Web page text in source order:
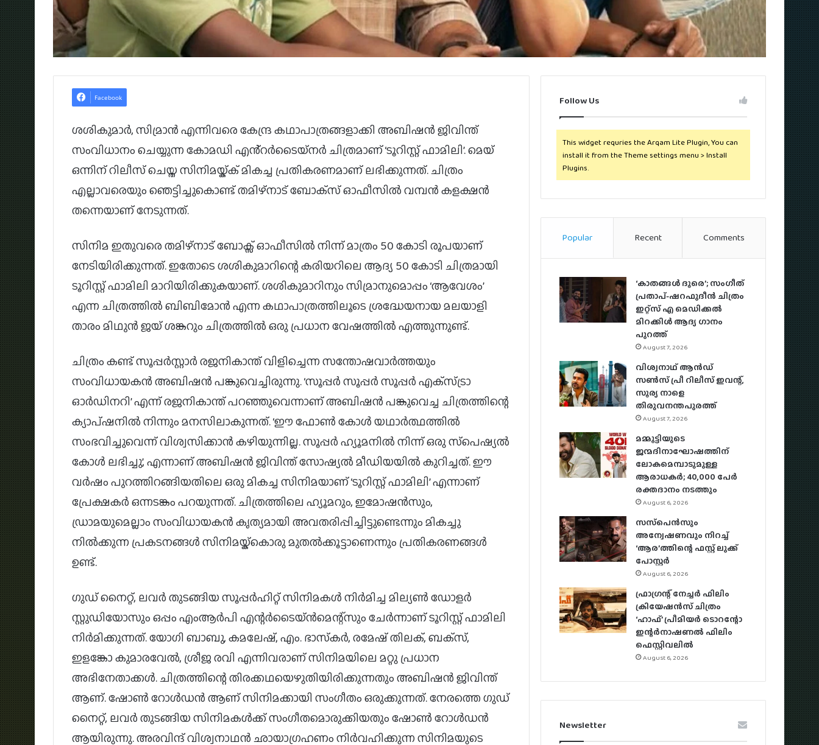
Facebook
ശശികുമാർ, സിമ്രാൻ എന്നിവരെ കേന്ദ്ര കഥാപാത്രങ്ങളാക്കി അബിഷൻ ജിവിന്ത്
സംവിധാനം ചെയ്യുന്ന കോമഡി എൻ്റർടൈയ്നർ ചിത്രമാണ് ‘ടൂറിസ്റ്റ് ഫാമിലി’. മെയ്
ഒന്നിന് റിലീസ് ചെയ്ത സിനിമയ്ക്ക് മികച്ച പ്രതികരണമാണ് ലഭിക്കുന്നത്. ചിത്രം
എല്ലാവരെയും ഞെട്ടിച്ചുകൊണ്ട് തമിഴ്‌നാട് ബോക്‌സ് ഓഫീസില്‍ വമ്പൻ കളക്ഷൻ
തന്നെയാണ് നേടുന്നത്.
സിനിമ ഇതുവരെ തമിഴ്‌നാട് ബോക്സ് ഓഫീസിൽ നിന്ന് മാത്രം 50 കോടി രൂപയാണ്
നേടിയിരിക്കുന്നത്. ഇതോടെ ശശികുമാറിന്റെ കരിയറിലെ ആദ്യ 50 കോടി ചിത്രമായി
ടൂറിസ്റ്റ് ഫാമിലി മാറിയിരിക്കുകയാണ്. ശശികുമാറിനും സിമ്രാനുമൊപ്പം ‘ആവേശം’
എന്ന ചിത്രത്തിൽ ബിബിമോൻ എന്ന കഥാപാത്രത്തിലൂടെ ശ്രദ്ധേയനായ മലയാളി
താരം മിഥുൻ ജയ് ശങ്കറും ചിത്രത്തിൽ ഒരു പ്രധാന വേഷത്തിൽ എത്തുന്നുണ്ട്.
ചിത്രം കണ്ട് സൂപ്പര്‍സ്റ്റാര്‍ രജനികാന്ത് വിളിച്ചെന്ന സന്തോഷവാര്‍ത്തയും
സംവിധായകന്‍ അബിഷന്‍ പങ്കുവെച്ചിരുന്നു. ‘സൂപ്പര്‍ സൂപ്പര്‍ സൂപ്പര്‍ എക്‌സ്ട്രാ
ഓര്‍ഡിനറി’ എന്ന് രജനികാന്ത് പറഞ്ഞുവെന്നാണ് അബിഷന്‍ പങ്കുവെച്ച ചിത്രത്തിന്റെ
ക്യാപ്ഷനില്‍ നിന്നും മനസിലാകുന്നത്. ‘ഈ ഫോണ്‍ കോള്‍ യഥാര്‍ത്ഥത്തില്‍
സംഭവിച്ചുവെന്ന് വിശ്വസിക്കാന്‍ കഴിയുന്നില്ല. സൂപ്പര്‍ ഹ്യൂമനില്‍ നിന്ന് ഒരു സ്‌പെഷ്യല്‍
കോള്‍ ലഭിച്ചു’, എന്നാണ് അബിഷന്‍ ജിവിന്ത് സോഷ്യല്‍ മീഡിയയില്‍ കുറിച്ചത്. ഈ
വര്‍ഷം പുറത്തിറങ്ങിയതിലെ ഒരു മികച്ച സിനിമയാണ് ‘ടൂറിസ്റ്റ് ഫാമിലി’ എന്നാണ്
പ്രേക്ഷകര്‍ ഒന്നടങ്കം പറയുന്നത്. ചിത്രത്തിലെ ഹ്യൂമറും, ഇമോഷന്‍സും,
ഡ്രാമയുമെല്ലാം സംവിധായകന്‍ കൃത്യമായി അവതരിപ്പിച്ചിട്ടുണ്ടെന്നും മികച്ചു
നില്‍ക്കുന്ന പ്രകടനങ്ങള്‍ സിനിമയ്ക്കൊരു മുതല്‍ക്കൂട്ടാണെന്നും പ്രതികരണങ്ങള്‍
ഉണ്ട്.
ഗുഡ് നൈറ്റ്, ലവര്‍ തുടങ്ങിയ സൂപ്പര്‍ഹിറ്റ് സിനിമകള്‍ നിര്‍മിച്ച മില്യണ്‍ ഡോളര്‍
സ്റ്റുഡിയോസും ഒപ്പം എംആര്‍പി എന്റര്‍ടൈയ്ന്‍മെന്റ്‌സും ചേര്‍ന്നാണ് ടൂറിസ്റ്റ് ഫാമിലി
നിര്‍മിക്കുന്നത്. യോഗി ബാബു, കമലേഷ്, എം. ഭാസ്‌കര്‍, രമേഷ് തിലക്, ബക്‌സ്,
ഇളങ്കോ കുമാരവേല്‍, ശ്രീജ രവി എന്നിവരാണ് സിനിമയിലെ മറ്റു പ്രധാന
അഭിനേതാക്കള്‍. ചിത്രത്തിന്റെ തിരക്കഥയെഴുതിയിരിക്കുന്നതും അബിഷന്‍ ജിവിന്ത്
ആണ്. ഷോണ്‍ റോള്‍ഡന്‍ ആണ് സിനിമക്കായി സംഗീതം ഒരുക്കുന്നത്. നേരത്തെ ഗുഡ്
നൈറ്റ്, ലവര്‍ തുടങ്ങിയ സിനിമകള്‍ക്ക് സംഗീതമൊരുക്കിയതും ഷോണ്‍ റോള്‍ഡന്‍
ആയിരുന്നു. അരവിന്ദ് വിശ്വനാഥന്‍ ഛായാഗ്രഹണം നിര്‍വഹിക്കുന്ന സിനിമയുടെ
പൃഥ്വിരാജിന്റെ നായികയായി മാളവിക
Follow Us
This widget requries the Arqam Lite Plugin, You can
install it from the Theme settings menu > Install
Plugins.
Popular Recent Comments
‘കാതങ്ങൾ ദൂരെ’; സംഗീത്
പ്രതാപ്-ഷറഫുദീൻ ചിത്രം
ഇറ്റ്സ് എ മെഡിക്കൽ
മിറക്കിൾ ആദ്യ ഗാനം
പുറത്ത്
August 7, 2026
വിശ്വനാഥ് ആന്‍ഡ്
സണ്‍സ് പ്രീ റിലീസ് ഇവന്റ്,
സൂര്യ നാളെ
തിരുവനന്തപുരത്ത്
August 7, 2026
മമ്മൂട്ടിയുടെ
ജന്മദിനാഘോഷത്തിന്
ലോകമെമ്പാടുമുള്ള
ആരാധകര്‍; 40,000 പേര്‍
രക്തദാനം നടത്തും
August 6, 2026
സസ്‌പെന്‍സും
അന്വേഷണവും നിറച്ച്
‘ആര’ത്തിന്റെ ഫസ്റ്റ് ലുക്ക്
പോസ്റ്റര്‍
August 6, 2026
ഫ്രാഗ്രന്റ് നേച്ചര്‍ ഫിലിം
ക്രിയേഷന്‍സ് ചിത്രം
‘ഹാഫ്’ പ്രീമിയര്‍ ടൊറന്റോ
ഇന്റര്‍നാഷണല്‍ ഫിലിം
ഫെസ്റ്റിവലില്‍
August 6, 2026
Newsletter